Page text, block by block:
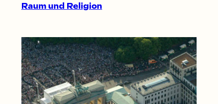
Raum und Religion